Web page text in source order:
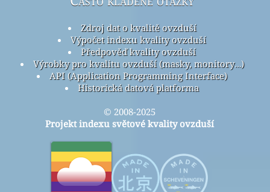
Zdroj dat o kvalitě ovzduší
Výpočet indexu kvality ovzduší
Předpověď kvality ovzduší
Výrobky pro kvalitu ovzduší (masky, monitory…)
API (Application Programming Interface)
Historická datová platforma
© 2008-2025
Projekt indexu světové kvality ovzduší